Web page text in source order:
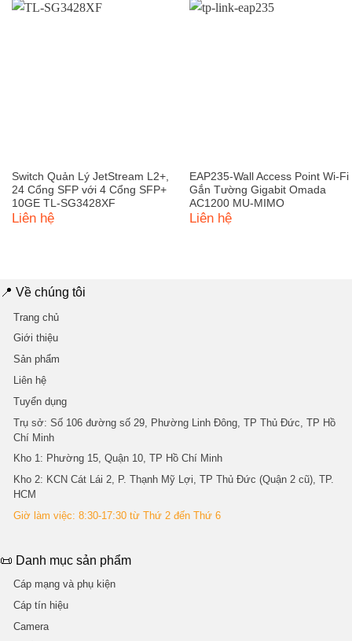
Switch Quản Lý JetStream L2+,
24 Cổng SFP với 4 Cổng SFP+
10GE TL-SG3428XF
Liên hệ
EAP235-Wall Access Point Wi-Fi
Gắn Tường Gigabit Omada
AC1200 MU-MIMO
Liên hệ
📍 Về chúng tôi
Trang chủ
Giới thiệu
Sản phẩm
Liên hệ
Tuyển dụng
Trụ sở: Số 106 đường số 29, Phường Linh Đông, TP Thủ Đức, TP Hồ
Chí Minh
Kho 1: Phường 15, Quận 10, TP Hồ Chí Minh
Kho 2: KCN Cát Lái 2, P. Thạnh Mỹ Lợi, TP Thủ Đức (Quận 2 cũ), TP.
HCM
Giờ làm việc: 8:30-17:30 từ Thứ 2 đến Thứ 6
📜 Danh mục sản phẩm
Cáp mạng và phụ kiện
Cáp tín hiệu
Camera